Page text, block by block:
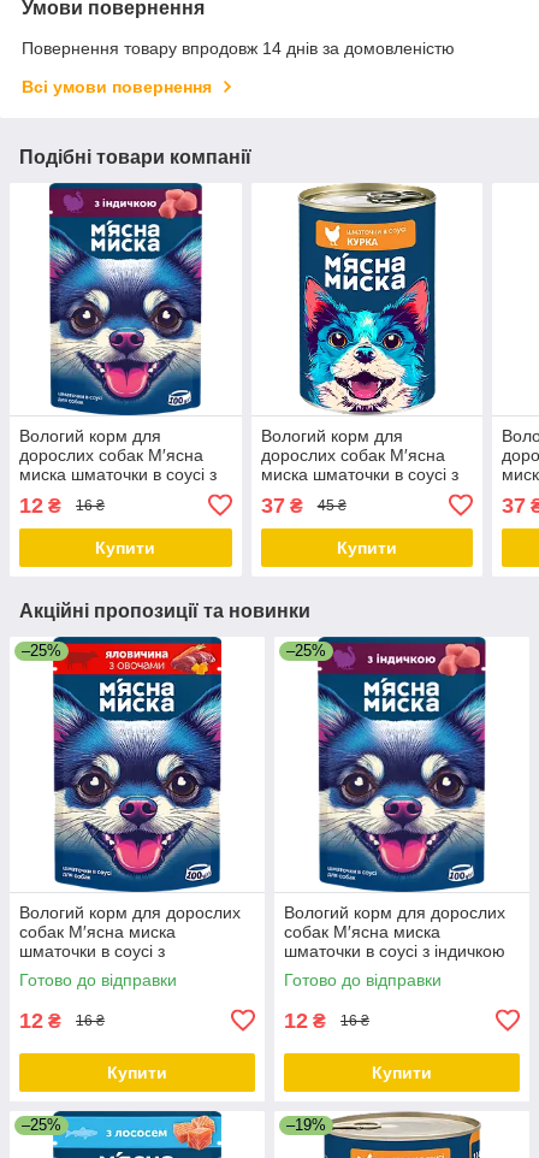
Умови повернення
Повернення товару впродовж 14 днів за домовленістю
Всі умови повернення
Подібні товари компанії
Вологий корм для
дорослих собак М′ясна
миска шматочки в соусі з
12 ₴ 16 ₴
Купити
Вологий корм для
дорослих собак М′ясна
миска шматочки в соусі з
37₴ 45 ₴
Купити
37
Акційні пропозиції та новинки
–25%
Вологий корм для дорослих
собак М′ясна миска
шматочки в соусі з
яловичиною та овочами 100
гр 24 шт
Готово до відправки
12 ₴ 16 ₴
Купити
–25%
Вологий корм для дорослих
собак М′ясна миска
шматочки в соусі з індичкою
100 гр 24 шт
Готово до відправки
12 ₴ 16 ₴
Купити
–25% –19%